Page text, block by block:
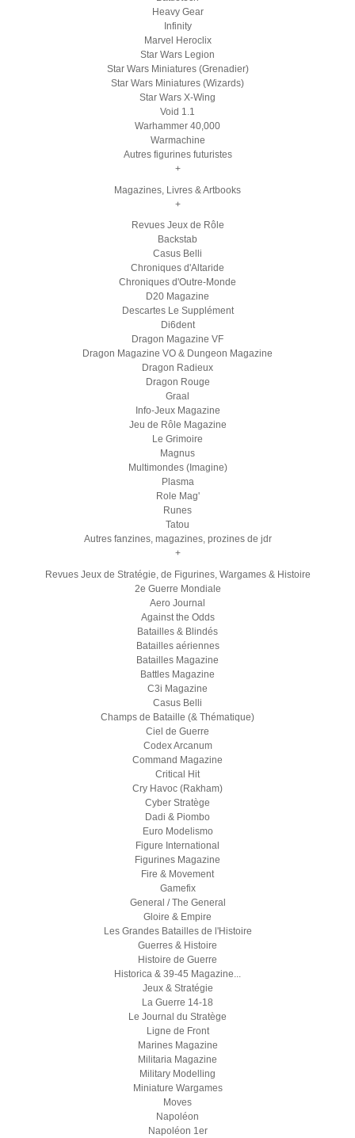
Heavy Gear
Infinity
Marvel Heroclix
Star Wars Legion
Star Wars Miniatures (Grenadier)
Star Wars Miniatures (Wizards)
Star Wars X-Wing
Void 1.1
Warhammer 40,000
Warmachine
Autres figurines futuristes
+
Magazines, Livres & Artbooks
+
Revues Jeux de Rôle
Backstab
Casus Belli
Chroniques d'Altaride
Chroniques d'Outre-Monde
D20 Magazine
Descartes Le Supplément
Di6dent
Dragon Magazine VF
Dragon Magazine VO & Dungeon Magazine
Dragon Radieux
Dragon Rouge
Graal
Info-Jeux Magazine
Jeu de Rôle Magazine
Le Grimoire
Magnus
Multimondes (Imagine)
Plasma
Role Mag'
Runes
Tatou
Autres fanzines, magazines, prozines de jdr
+
Revues Jeux de Stratégie, de Figurines, Wargames & Histoire
2e Guerre Mondiale
Aero Journal
Against the Odds
Batailles & Blindés
Batailles aériennes
Batailles Magazine
Battles Magazine
C3i Magazine
Casus Belli
Champs de Bataille (& Thématique)
Ciel de Guerre
Codex Arcanum
Command Magazine
Critical Hit
Cry Havoc (Rakham)
Cyber Stratège
Dadi & Piombo
Euro Modelismo
Figure International
Figurines Magazine
Fire & Movement
Gamefix
General / The General
Gloire & Empire
Les Grandes Batailles de l'Histoire
Guerres & Histoire
Histoire de Guerre
Historica & 39-45 Magazine...
Jeux & Stratégie
La Guerre 14-18
Le Journal du Stratège
Ligne de Front
Marines Magazine
Militaria Magazine
Military Modelling
Miniature Wargames
Moves
Napoléon
Napoléon 1er